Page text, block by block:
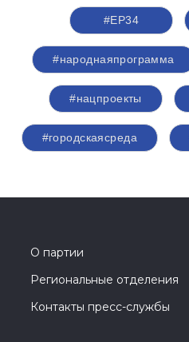
#ЕР34
#народнаяпрограмма
#нацпроекты
#городскаясреда
О партии
Региональные отделения
Контакты пресс-службы